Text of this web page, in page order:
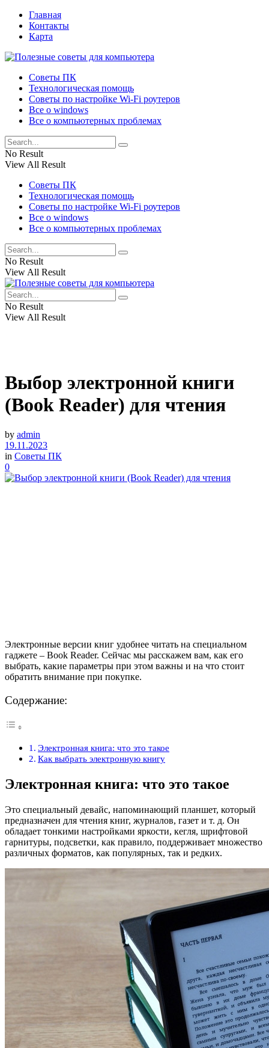
Главная
Контакты
Карта
Советы ПК
Технологическая помощь
Советы по настройке Wi-Fi роутеров
Все о windows
Все о компьютерных проблемах
No Result
View All Result
Советы ПК
Технологическая помощь
Советы по настройке Wi-Fi роутеров
Все о windows
Все о компьютерных проблемах
No Result
View All Result
No Result
View All Result
Выбор электронной книги
(Book Reader) для чтения
by admin
19.11.2023
in Советы ПК
0
Электронные версии книг удобнее читать на специальном
гаджете – Book Reader. Сейчас мы расскажем вам, как его
выбрать, какие параметры при этом важны и на что стоит
обратить внимание при покупке.
Содержание:
Электронная книга: что это такое
Как выбрать электронную книгу
Электронная книга: что это такое
Это специальный девайс, напоминающий планшет, который
предназначен для чтения книг, журналов, газет и т. д. Он
обладает тонкими настройками яркости, кегля, шрифтовой
гарнитуры, подсветки, как правило, поддерживает множество
различных форматов, как популярных, так и редких.